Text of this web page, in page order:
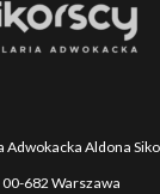
Adwokacka Aldona
682 Warszawa